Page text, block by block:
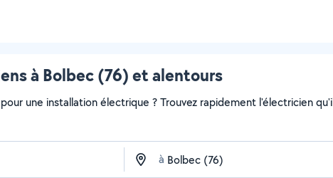
à Bolbec (76) et alentours
une installation électrique ? Trouvez rapidement l'électricien
à